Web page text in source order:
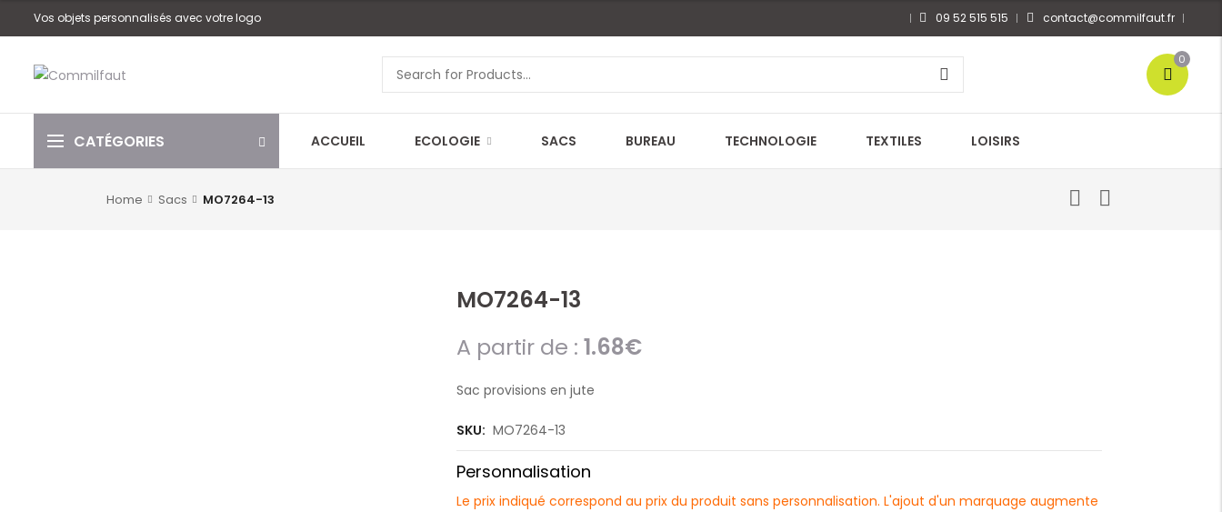
Vos objets personnalisés avec votre logo 09 52 515 515 contact@commilfaut.fr
0
CATÉGORIES ACCUEIL ECOLOGIE SACS BUREAU TECHNOLOGIE TEXTILES LOISIRS
Home Sacs MO7264-13
MO7264-13
A partir de : 1.68€
Sac provisions en jute
SKU: MO7264-13
Personnalisation
Le prix indiqué correspond au prix du produit sans personnalisation. L'ajout d'un marquage augmente